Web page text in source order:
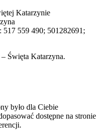
Katarzynie
559 490; 501282691;
Święta Katarzyna.
było dla Ciebie
dostępne na stronie